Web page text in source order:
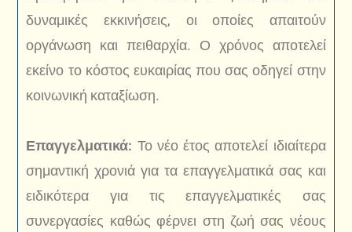
δυναμικές εκκινήσεις, οι οποίες απαιτούν
οργάνωση και πειθαρχία. Ο χρόνος αποτελεί
εκείνο το κόστος ευκαιρίας που σας οδηγεί στην
κοινωνική καταξίωση.
Επαγγελματικά: Το νέο έτος αποτελεί ιδιαίτερα
σημαντική χρονιά για τα επαγγελματικά σας και
ειδικότερα για τις επαγγελματικές σας
συνεργασίες καθώς φέρνει στη ζωή σας νέους